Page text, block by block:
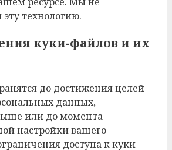
технологию.
куки-файлов и их
до достижения целей
данных,
или до момента
настройки вашего
доступа к куки-